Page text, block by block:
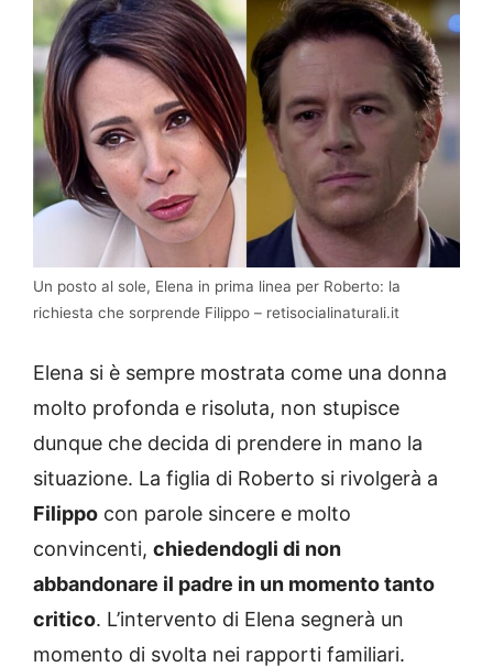
Un posto al sole, Elena in prima linea per Roberto: la
richiesta che sorprende Filippo – retisocialinaturali.it
Elena si è sempre mostrata come una donna
molto profonda e risoluta, non stupisce
dunque che decida di prendere in mano la
situazione. La figlia di Roberto si rivolgerà a
Filippo con parole sincere e molto
convincenti, chiedendogli di non
abbandonare il padre in un momento tanto
critico. L’intervento di Elena segnerà un
momento di svolta nei rapporti familiari.